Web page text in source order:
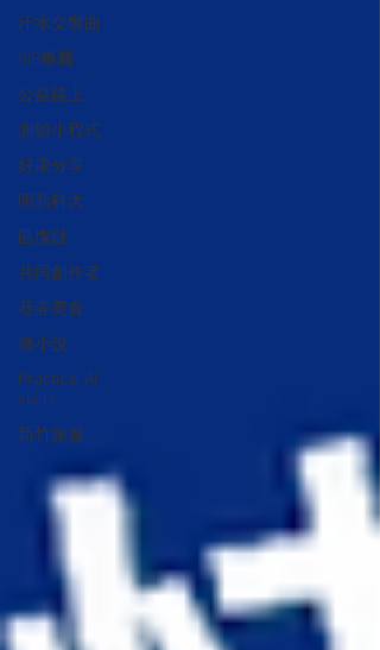
汗水交響曲
VIP專屬
公益路上
測驗小程式
好康分享
明新科大
區塊鏈
共同創作者
巷弄美食
微小說
Practical AI
skills
新竹旅遊